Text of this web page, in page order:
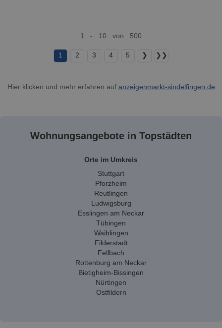
1 - 10 von 500
1 2 3 4 5 ❯ ❯❯
Hier klicken und mehr erfahren auf anzeigenmarkt-sindelfingen.de
Wohnungsangebote in Topstädten
Orte im Umkreis
Stuttgart
Pforzheim
Reutlingen
Ludwigsburg
Esslingen am Neckar
Tübingen
Waiblingen
Filderstadt
Fellbach
Rottenburg am Neckar
Bietigheim-Bissingen
Nürtingen
Ostfildern